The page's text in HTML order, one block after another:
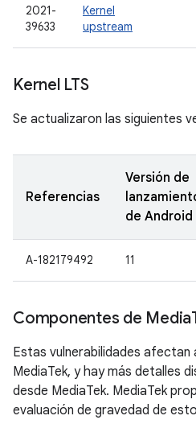
2021-
39633
Kernel
upstream
Kernel LTS
Se actualizaron las siguientes
Referencias
Versión de
de Android
A-182179492 11
Componentes de Media
Estas vulnerabilidades afectan
MediaTek, y hay más detalles
desde MediaTek. MediaTek
evaluación de gravedad de